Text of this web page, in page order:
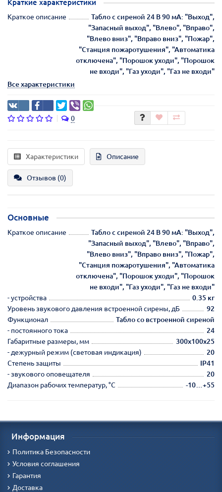
Краткие характеристики
Краткое описание
Табло с сиреной 24 В 90 мА: "Выход",
"Запасный выход", "Влево", "Вправо",
"Влево вниз", "Вправо вниз", "Пожар",
"Станция пожаротушения", "Автоматика
отключена", "Порошок уходи", "Порошок
не входи", "Газ уходи", "Газ не входи"
Все характеристики
0
Характеристики Описание
Отзывов (0)
Основные
Краткое описание
Табло с сиреной 24 В 90 мА: "Выход",
"Запасный выход", "Влево", "Вправо",
"Влево вниз", "Вправо вниз", "Пожар",
"Станция пожаротушения", "Автоматика
отключена", "Порошок уходи", "Порошок
не входи", "Газ уходи", "Газ не входи"
- устройства
0.35 кг
Уровень звукового давления встроенной сирены, дБ
92
Функционал
Табло со встроенной сиреной
- постоянного тока
24
Габаритные размеры, мм
300х100х25
- дежурный режим (световая индикация)
20
Степень защиты
IP41
- звукового оповещателя
20
Диапазон рабочих температур, °С
-10…+55
Информация
Политика Безопасности
Условия соглашения
Гарантия
Доставка